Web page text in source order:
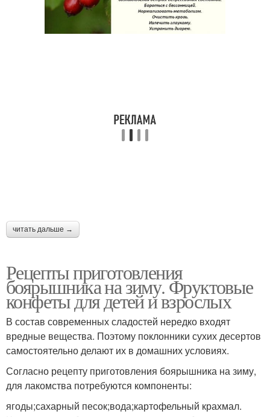
читать дальше →
Рецепты приготовления
боярышника на зиму. Фруктовые
конфеты для детей и взрослых
В состав современных сладостей нередко входят
вредные вещества. Поэтому поклонники сухих десертов
самостоятельно делают их в домашних условиях.
Согласно рецепту приготовления боярышника на зиму,
для лакомства потребуются компоненты:
ягоды;сахарный песок;вода;картофельный крахмал.